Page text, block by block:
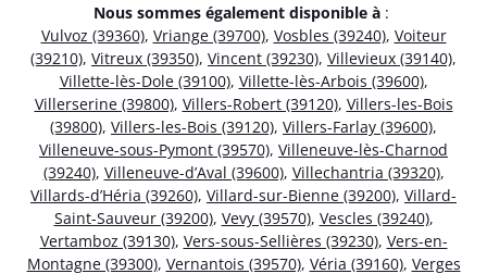
Nous sommes également disponible à :
Vulvoz (39360), Vriange (39700), Vosbles (39240), Voiteur
(39210), Vitreux (39350), Vincent (39230), Villevieux (39140),
Villette-lès-Dole (39100), Villette-lès-Arbois (39600),
Villerserine (39800), Villers-Robert (39120), Villers-les-Bois
(39800), Villers-les-Bois (39120), Villers-Farlay (39600),
Villeneuve-sous-Pymont (39570), Villeneuve-lès-Charnod
(39240), Villeneuve-d’Aval (39600), Villechantria (39320),
Villards-d’Héria (39260), Villard-sur-Bienne (39200), Villard-
Saint-Sauveur (39200), Vevy (39570), Vescles (39240),
Vertamboz (39130), Vers-sous-Sellières (39230), Vers-en-
Montagne (39300), Vernantois (39570), Véria (39160), Verges